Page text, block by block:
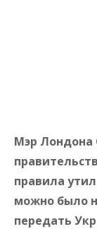
Мэр Лондона
правила
можно было
передать